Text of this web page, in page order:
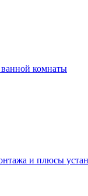
комнаты
и плюсы